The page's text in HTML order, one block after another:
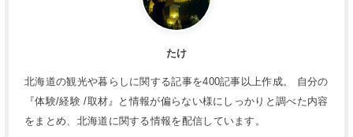
たけ
北海道の観光や暮らしに関する記事を400記事以上作成。 自分の
『体験/経験 /取材』と情報が偏らない様にしっかりと調べた内容
をまとめ、北海道に関する情報を配信しています。